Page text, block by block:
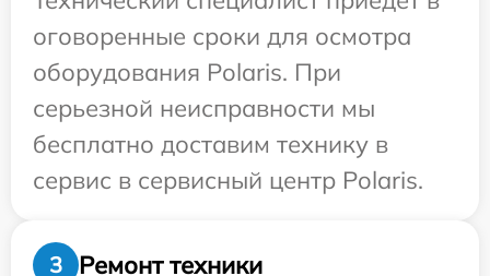
оговоренные сроки для осмотра
оборудования Polaris. При
серьезной неисправности мы
бесплатно доставим технику в
сервис в сервисный центр Polaris.
3
Ремонт техники